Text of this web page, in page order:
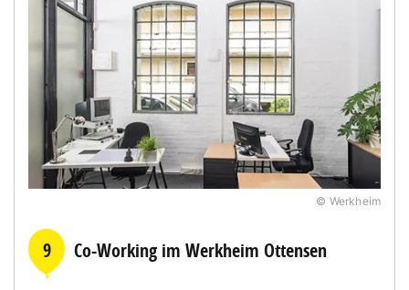
© Werkheim
9 Co-Working im Werkheim Ottensen